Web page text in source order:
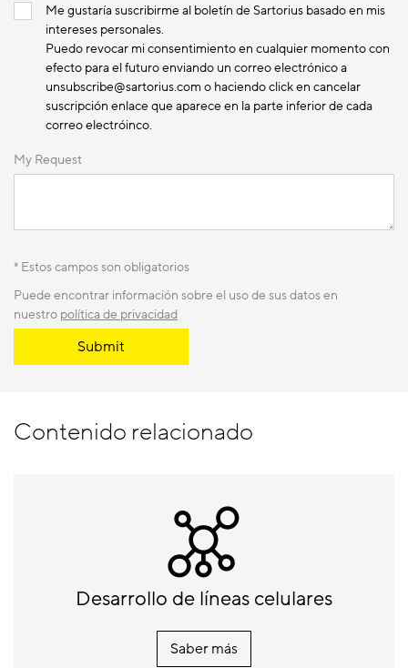
Me gustaría suscribirme al boletín de Sartorius basado en mis
intereses personales.
Puedo revocar mi consentimiento en cualquier momento con
efecto para el futuro enviando un correo electrónico a
unsubscribe@sartorius.com o haciendo click en cancelar
suscripción enlace que aparece en la parte inferior de cada
correo electróinco.
My Request
* Estos campos son obligatorios
Puede encontrar información sobre el uso de sus datos en
nuestro política de privacidad
Submit
Contenido relacionado
Desarrollo de líneas celulares
Saber más